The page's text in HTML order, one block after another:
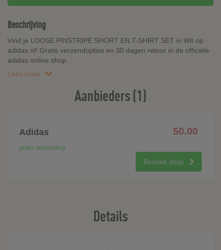
Beschrijving
Vind je LOOSE PINSTRIPE SHORT EN T-SHIRT SET in Wit op
adidas.nl! Gratis verzendopties en 30 dagen retour in de officiële
adidas online shop.
Lees meer
Aanbieders (1)
Adidas 50.00
gratis verzending
Bezoek shop
Details